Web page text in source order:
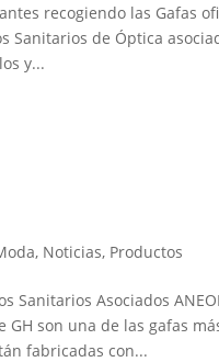
recogiendo las Gafas
de Óptica
y...
, Noticias, Productos
Sanitarios Asociados
GH son una de las gafas
fabricadas con...